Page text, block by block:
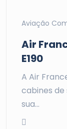
Aviação
Air
E190
A Air
cabines de
sua…